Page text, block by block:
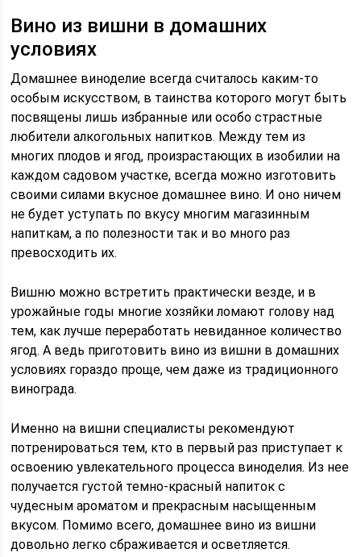
Вино из вишни в домашних
условиях
Домашнее виноделие всегда считалось каким-то
особым искусством, в таинства которого могут быть
посвящены лишь избранные или особо страстные
любители алкогольных напитков. Между тем из
многих плодов и ягод, произрастающих в изобилии на
каждом садовом участке, всегда можно изготовить
своими силами вкусное домашнее вино. И оно ничем
не будет уступать по вкусу многим магазинным
напиткам, а по полезности так и во много раз
превосходить их.
Вишню можно встретить практически везде, и в
урожайные годы многие хозяйки ломают голову над
тем, как лучше переработать невиданное количество
ягод. А ведь приготовить вино из вишни в домашних
условиях гораздо проще, чем даже из традиционного
винограда.
Именно на вишни специалисты рекомендуют
потренироваться тем, кто в первый раз приступает к
освоению увлекательного процесса виноделия. Из нее
получается густой темно-красный напиток с
чудесным ароматом и прекрасным насыщенным
вкусом. Помимо всего, домашнее вино из вишни
довольно легко сбраживается и осветляется.